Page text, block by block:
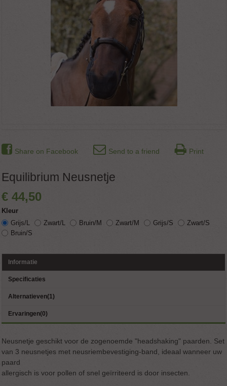
Share on Facebook Send to a friend Print
Equilibrium Neusnetje
€ 44,50
Kleur
Grijs/L
Zwart/L Bruin/M Zwart/M Grijs/S
Zwart/S
Bruin/S
Informatie
Specificaties
Alternatieven(1)
Ervaringen(0)
Neusnetje geschikt voor de zogenoemde "headshaking" paarden. Set
van 3 neusnetjes met neusriembevestiging-band, ideaal wanneer uw
paard
allergisch is voor pollen of snel geïrriteerd is door insecten.